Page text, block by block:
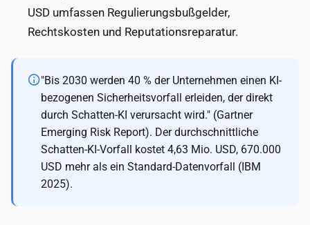
USD umfassen Regulierungsbußgelder,
Rechtskosten und Reputationsreparatur.
"Bis 2030 werden 40 % der Unternehmen einen KI-
bezogenen Sicherheitsvorfall erleiden, der direkt
durch Schatten-KI verursacht wird." (Gartner
Emerging Risk Report). Der durchschnittliche
Schatten-KI-Vorfall kostet 4,63 Mio. USD, 670.000
USD mehr als ein Standard-Datenvorfall (IBM
2025).